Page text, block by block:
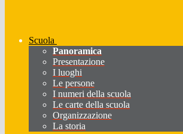
Scuola
Panoramica
Presentazione
I luoghi
Le persone
I numeri della scuola
Le carte della scuola
Organizzazione
La storia